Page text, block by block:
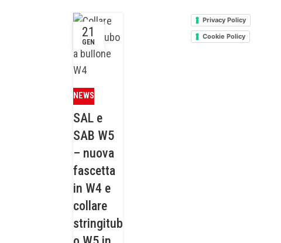
21
GEN
NEWS
SAL e
SAB W5
– nuova
fascetta
in W4 e
collare
stringitub
Privacy Policy
Cookie Policy